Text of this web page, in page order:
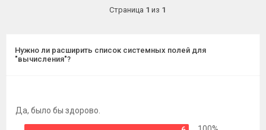
темы
Страница 1 из 1
Нужно ли расширить список системных полей для
"вычисления"?
Да, было бы здорово.